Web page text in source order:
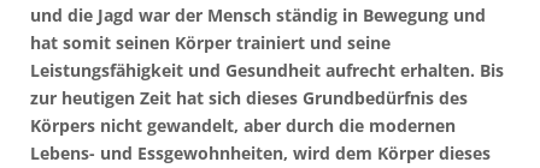
und die Jagd war der Mensch ständig in Bewegung und
hat somit seinen Körper trainiert und seine
Leistungsfähigkeit und Gesundheit aufrecht erhalten. Bis
zur heutigen Zeit hat sich dieses Grundbedürfnis des
Körpers nicht gewandelt, aber durch die modernen
Lebens- und Essgewohnheiten, wird dem Körper dieses